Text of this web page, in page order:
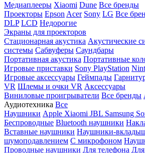
Медиаплееры Xiaomi Dune Все бренды
Проекторы Epson Acer Sony LG Все
DLP LCD Недорогие
Экраны для проекторов
Стационарная акустика Акустические
системы Сабвуферы Саундбары
Портативная акустика Портативные
Игровые приставки Sony PlayStation
Игровые аксессуары Геймпады
VR Шлемы и очки VR Аксессуары
Виниловые проигрыватели Все бренды
Аудиотехника Все
Наушники Apple Xiaomi JBL Samsung
Беспроводные Bluetooth наушники
Вставные наушники Наушники-
шумоподавлением С микрофоном
Проводные наушники Для телефона Для